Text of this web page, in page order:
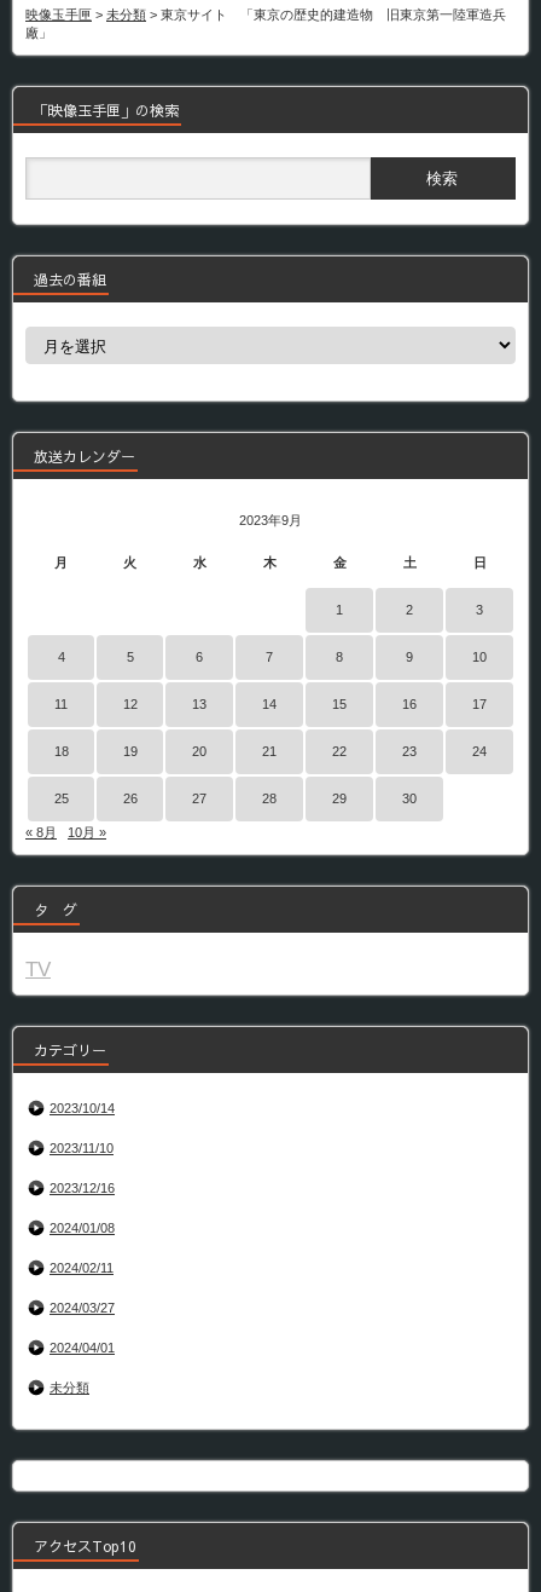
映像玉手匣 > 未分類 > 東京サイト 「東京の歴史的建造物 旧東京第一陸軍造兵
廠」
「映像玉手匣」の検索
過去の番組
過
組
放送カレンダー
2023年9月
月 火 水 木 金 土 日
1 2 3
4 5 6 7 8 9 10
11 12 13 14 15 16 17
18 19 20 21 22 23 24
25 26 27 28 29 30
« 8月 10月 »
タ グ
TV
カテゴリー
2023/10/14
2023/11/10
2023/12/16
2024/01/08
2024/02/11
2024/03/27
2024/04/01
未分類
アクセスTop10